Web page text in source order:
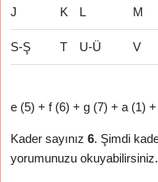
J K L M
S-Ş T U-Ü V
e (5) + f (6) + g (7) + a (1)
Kader sayınız6. Şimdi
yorumunuzu okuyabilirsiniz.